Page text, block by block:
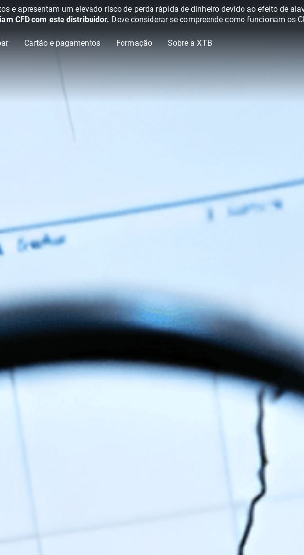
e apresentam um elevado risco de perda rápida de dinheiro devido ao efeito de
CFD com este distribuidor. Deve considerar se compreende como funcionam os
Cartão e pagamentos Formação Sobre a XTB